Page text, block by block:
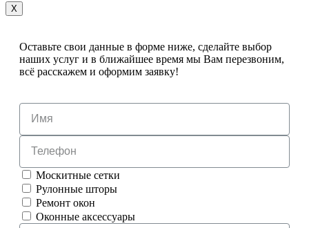
X
Оставьте свои данные в форме ниже, сделайте выбор
наших услуг и в ближайшее время мы Вам перезвоним,
всё расскажем и оформим заявку!
Москитные сетки
Рулонные шторы
Ремонт окон
Оконные аксессуары